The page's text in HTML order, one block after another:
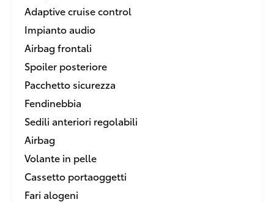
Adaptive cruise control
Impianto audio
Airbag frontali
Spoiler posteriore
Pacchetto sicurezza
Fendinebbia
Sedili anteriori regolabili
Airbag
Volante in pelle
Cassetto portaoggetti
Fari alogeni